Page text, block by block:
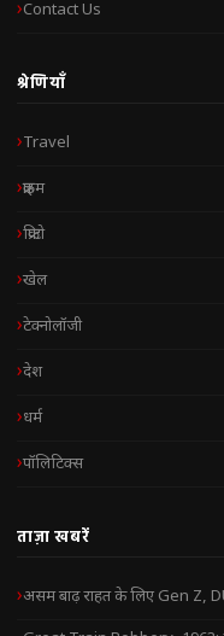
Contact Us
श्रेणियाँ
Travel
क्राइम
क्रिप्टो
खेल
टेक्नोलॉजी
देश
धर्म
पॉलिटिक्स
ताज़ा खबरें
असम बाढ़ राहत के लिए Gen Z,